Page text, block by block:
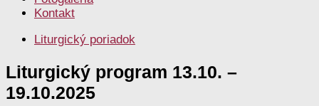
Kontakt
Liturgický poriadok
Liturgický program 13.10. –
19.10.2025